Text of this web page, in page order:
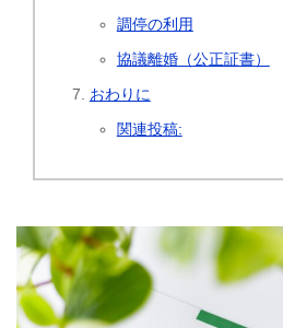
調停の利用
協議離婚（公正証書）
おわりに
関連投稿: